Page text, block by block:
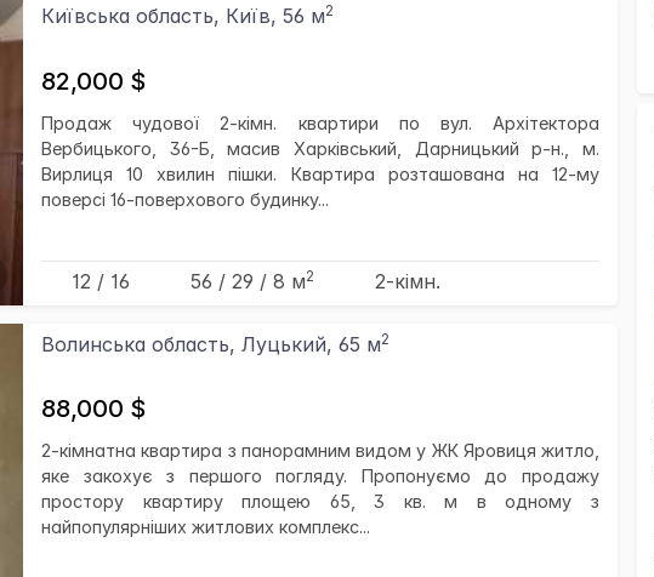
Київська область, Київ, 56 м2
82,000 $
Продаж чудової 2-кімн. квартири по вул. Архітектора
Вербицького, 36-Б, масив Харківський, Дарницький р-н., м.
Вирлиця 10 хвилин пішки. Квартира розташована на 12-му
поверсі 16-поверхового будинку...
12 / 16 56 / 29 / 8 м2 2-кімн.
Волинська область, Луцький, 65 м2
88,000 $
2-кімнатна квартира з панорамним видом у ЖК Яровиця житло,
яке закохує з першого погляду. Пропонуємо до продажу
простору квартиру площею 65, 3 кв. м в одному з
найпопулярніших житлових комплекс...